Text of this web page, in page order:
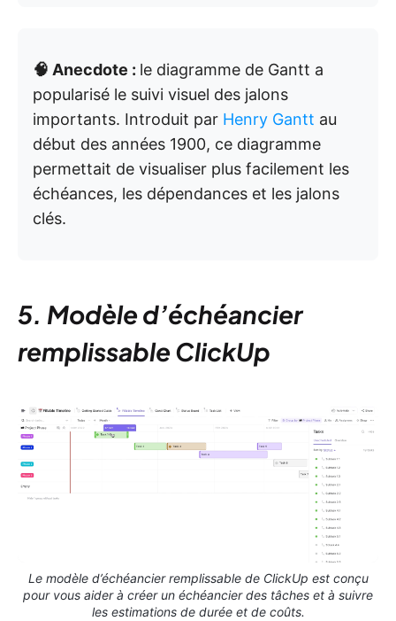
🧠 Anecdote : le diagramme de Gantt a
popularisé le suivi visuel des jalons
importants. Introduit par Henry Gantt au
début des années 1900, ce diagramme
permettait de visualiser plus facilement les
échéances, les dépendances et les jalons
clés.
5. Modèle d’échéancier
remplissable ClickUp
Le modèle d’échéancier remplissable de ClickUp est conçu
pour vous aider à créer un échéancier des tâches et à suivre
les estimations de durée et de coûts.